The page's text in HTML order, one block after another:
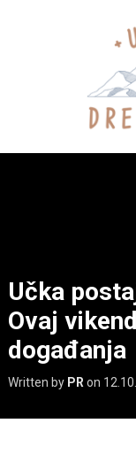
Učka
Ovaj
događanja
Written by PR on